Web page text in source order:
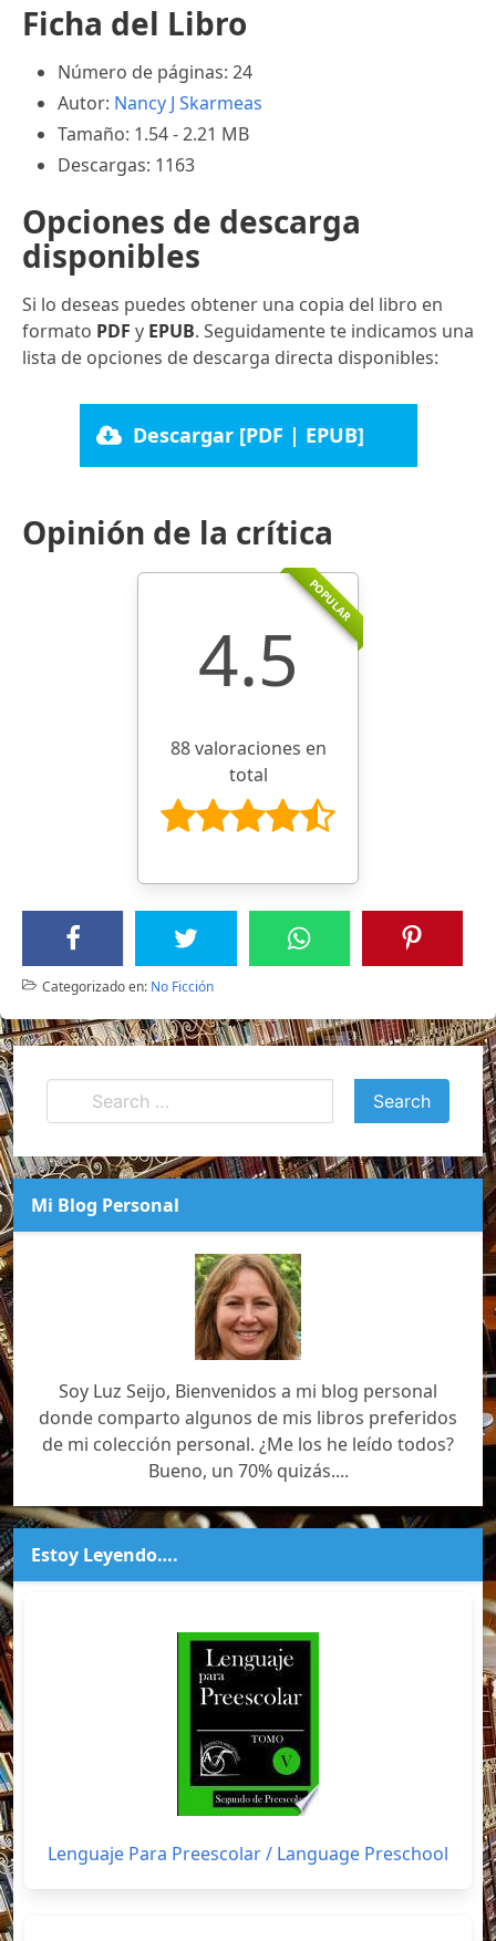
Ficha del Libro
Número de páginas: 24
Autor: Nancy J Skarmeas
Tamaño: 1.54 - 2.21 MB
Descargas: 1163
Opciones de descarga
disponibles
Si lo deseas puedes obtener una copia del libro en
formato PDF y EPUB. Seguidamente te indicamos una
lista de opciones de descarga directa disponibles:
Descargar [PDF | EPUB]
Opinión de la crítica
POPULAR
4.5
88 valoraciones en
total
Categorizado en: No Ficción
Mi Blog Personal
Soy Luz Seijo, Bienvenidos a mi blog personal
donde comparto algunos de mis libros preferidos
de mi colección personal. ¿Me los he leído todos?
Bueno, un 70% quizás....
Estoy Leyendo….
Lenguaje Para Preescolar / Language Preschool